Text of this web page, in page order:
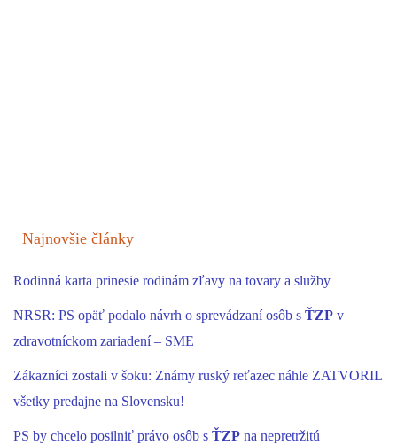
Najnovšie články
Rodinná karta prinesie rodinám zľavy na tovary a služby
NRSR: PS opäť podalo návrh o sprevádzaní osôb s ŤZP v
zdravotníckom zariadení – SME
Zákazníci zostali v šoku: Známy ruský reťazec náhle ZATVORIL
všetky predajne na Slovensku!
PS by chcelo posilniť právo osôb s ŤZP na nepretržitú